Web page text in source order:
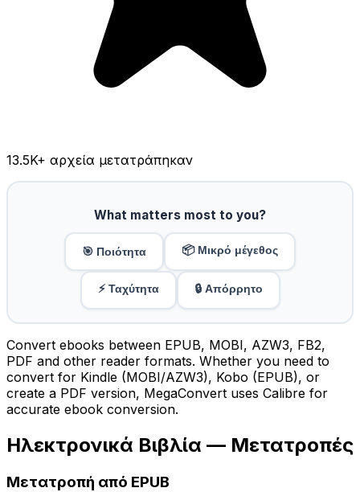
13.5K+ αρχεία μετατράπηκαν
What matters most to you?
🎯 Ποιότητα 📦 Μικρό μέγεθος
⚡ Ταχύτητα 🔒 Απόρρητο
Convert ebooks between EPUB, MOBI, AZW3, FB2,
PDF and other reader formats. Whether you need to
convert for Kindle (MOBI/AZW3), Kobo (EPUB), or
create a PDF version, MegaConvert uses Calibre for
accurate ebook conversion.
Ηλεκτρονικά Βιβλία — Μετατροπές
Μετατροπή από EPUB